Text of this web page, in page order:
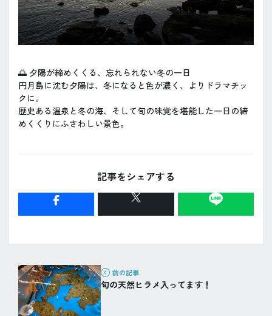
🌅 夕陽が締めくくる、忘れられない冬の一日
円月島に沈む夕陽は、冬になると色が濃く、よりドラマチッ
クに。
歴史ある温泉と冬の海、そして旬の味覚を堪能した一日の締
めくくりにふさわしい景色。
記事をシェアする
前の記事
旬の天然ヒラメ入ってます！